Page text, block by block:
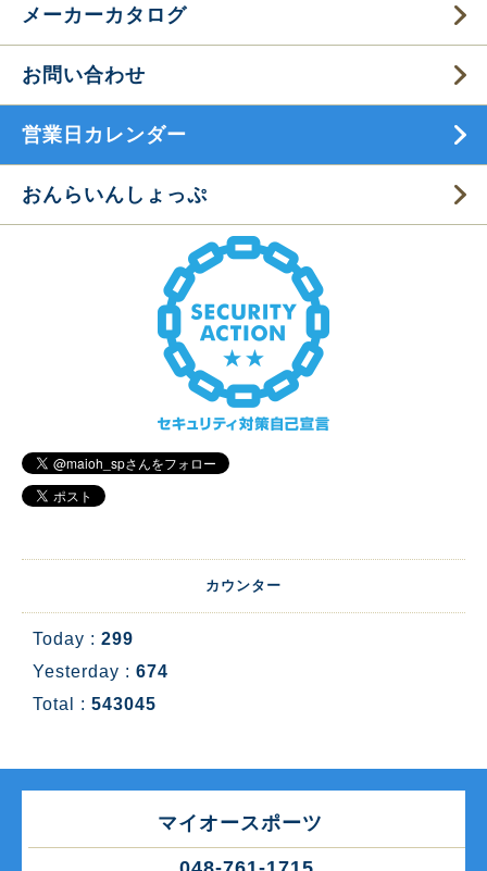
メーカーカタログ
お問い合わせ
営業日カレンダー
おんらいんしょっぷ
カウンター
Today : 299
Yesterday : 674
Total : 543045
マイオースポーツ